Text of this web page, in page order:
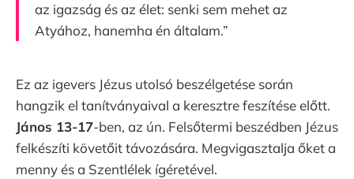
az igazság és az élet: senki sem mehet az
Atyához, hanemha én általam.”
Ez az igevers Jézus utolsó beszélgetése során
hangzik el tanítványaival a keresztre feszítése előtt.
János 13-17-ben, az ún. Felsőtermi beszédben Jézus
felkészíti követőit távozására. Megvigasztalja őket a
menny és a Szentlélek ígéretével.